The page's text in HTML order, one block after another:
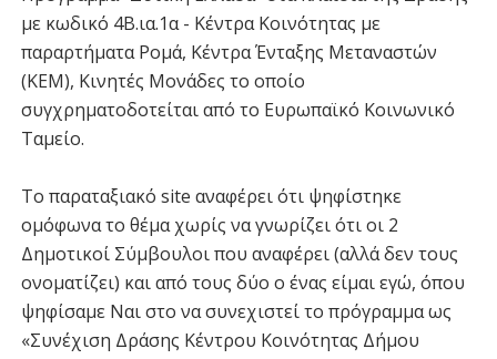
με κωδικό 4Β.ια.1α - Κέντρα Κοινότητας με
παραρτήματα Ρομά, Κέντρα Ένταξης Μεταναστών
(ΚΕΜ), Κινητές Μονάδες το οποίο
συγχρηματοδοτείται από το Ευρωπαϊκό Κοινωνικό
Ταμείο.
Το παραταξιακό site αναφέρει ότι ψηφίστηκε
ομόφωνα το θέμα χωρίς να γνωρίζει ότι οι 2
Δημοτικοί Σύμβουλοι που αναφέρει (αλλά δεν τους
ονοματίζει) και από τους δύο ο ένας είμαι εγώ, όπου
ψηφίσαμε Ναι στο να συνεχιστεί το πρόγραμμα ως
«Συνέχιση Δράσης Κέντρου Κοινότητας Δήμου